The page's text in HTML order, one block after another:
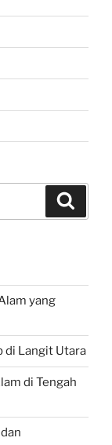
yang
di Langit Utara
di Tengah